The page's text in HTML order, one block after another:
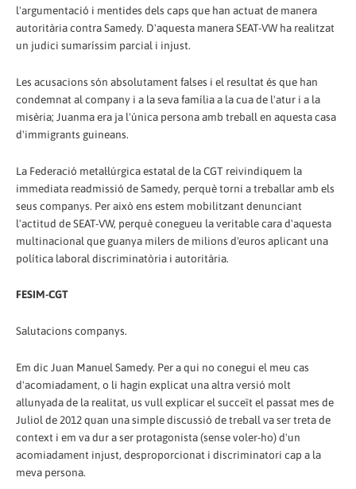
l'argumentació i mentides dels caps que han actuat de manera
autoritària contra Samedy. D'aquesta manera SEAT-VW ha realitzat
un judici sumaríssim parcial i injust.
Les acusacions són absolutament falses i el resultat és que han
condemnat al company i a la seva família a la cua de l'atur i a la
misèria; Juanma era ja l'única persona amb treball en aquesta casa
d'immigrants guineans.
La Federació metal·lúrgica estatal de la CGT reivindiquem la
immediata readmissió de Samedy, perquè torni a treballar amb els
seus companys. Per això ens estem mobilitzant denunciant
l'actitud de SEAT-VW, perquè conegueu la veritable cara d'aquesta
multinacional que guanya milers de milions d'euros aplicant una
política laboral discriminatòria i autoritària.
FESIM-CGT
Salutacions companys.
Em dic Juan Manuel Samedy. Per a qui no conegui el meu cas
d'acomiadament, o li hagin explicat una altra versió molt
allunyada de la realitat, us vull explicar el succeït el passat mes de
Juliol de 2012 quan una simple discussió de treball va ser treta de
context i em va dur a ser protagonista (sense voler-ho) d'un
acomiadament injust, desproporcionat i discriminatori cap a la
meva persona.